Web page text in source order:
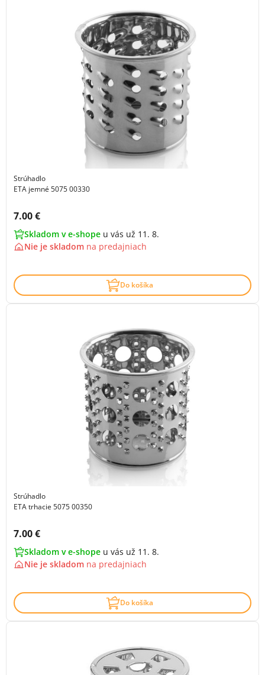
Strúhadlo
ETA jemné 5075 00330
Cena s DPH:
7.00 €
Skladom v e-shope u vás už 11. 8.
Nie je skladom na predajniach
Do košíka
Strúhadlo
ETA trhacie 5075 00350
Cena s DPH:
7.00 €
Skladom v e-shope u vás už 11. 8.
Nie je skladom na predajniach
Do košíka